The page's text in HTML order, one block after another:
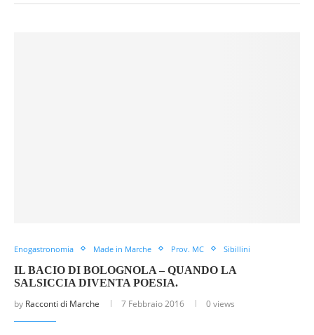
Enogastronomia Made in Marche Prov. MC Sibillini
IL BACIO DI BOLOGNOLA – QUANDO LA
SALSICCIA DIVENTA POESIA.
by Racconti di Marche 7 Febbraio 2016 0 views